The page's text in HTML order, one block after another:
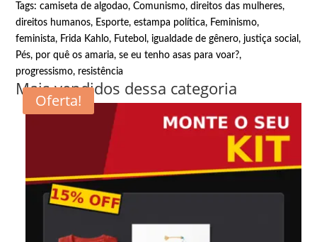
Tags:camiseta de algodao,Comunismo,direitos das mulheres,
direitos humanos, Esporte,estampa política, Feminismo,
feminista, Frida Kahlo, Futebol,igualdade de gênero,justiça social,
Pés, por quê os amaria, se eu tenho asas para voar?,
progressismo, resistência
Mais vendidos dessa categoria
Oferta!